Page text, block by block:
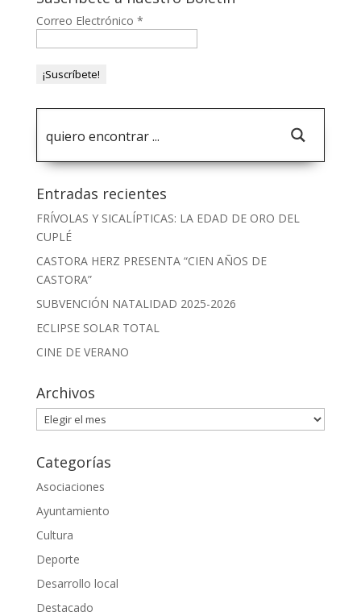
Correo Electrónico *
Entradas recientes
FRÍVOLAS Y SICALÍPTICAS: LA EDAD DE ORO DEL
CUPLÉ
CASTORA HERZ PRESENTA “CIEN AÑOS DE
CASTORA”
SUBVENCIÓN NATALIDAD 2025-2026
ECLIPSE SOLAR TOTAL
CINE DE VERANO
Archivos
Archivos
Categorías
Asociaciones
Ayuntamiento
Cultura
Deporte
Desarrollo local
Destacado